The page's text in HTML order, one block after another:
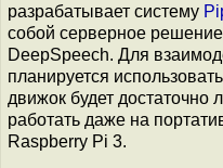
разрабатывает систему
собой серверное
DeepSpeech. Для
планируется использовать
движок будет
работать даже на
Raspberry Pi 3.